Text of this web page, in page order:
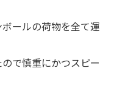
ールの荷物を全て運
で慎重にかつスピー